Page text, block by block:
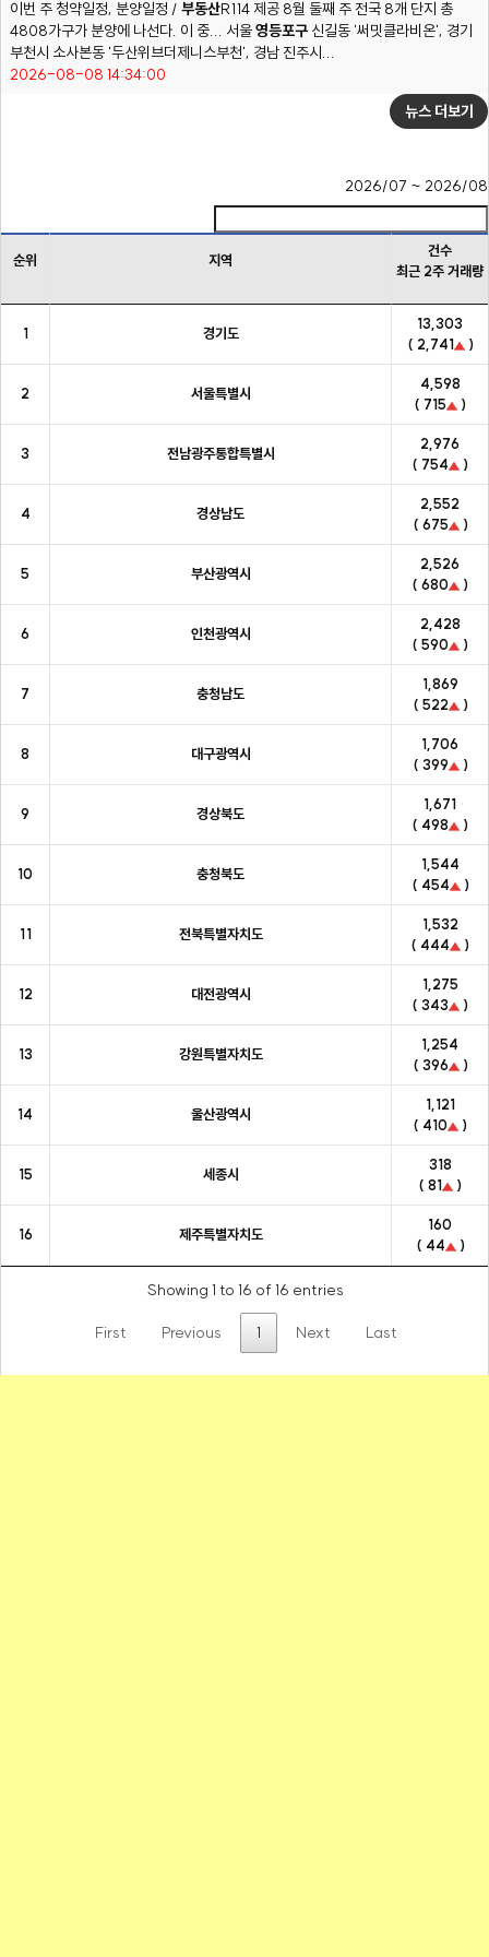
이번 주 청약일정, 분양일정 / 부동산R114 제공 8월 둘째 주 전국 8개 단지 총
4808가구가 분양에 나선다. 이 중... 서울영등포구 신길동 '써밋클라비온', 경기
부천시 소사본동 '두산위브더제니스부천', 경남 진주시...
2026-08-08 14:34:00
뉴스 더보기
2026/07 ~ 2026/08
순위 지역
건수
최근 2주 거래량
건수
최근 2주 거래량
1 경기도
13,303
( 2,741
)
2 서울특별시
4,598
( 715
)
3 전남광주통합특별시
2,976
( 754
)
4 경상남도
2,552
( 675
)
5 부산광역시
2,526
( 680
)
6 인천광역시
2,428
( 590
)
7 충청남도
1,869
( 522
)
8 대구광역시
1,706
( 399
)
9 경상북도
1,671
( 498
)
10 충청북도
1,544
( 454
)
11 전북특별자치도
1,532
( 444
)
12 대전광역시
1,275
( 343
)
13 강원특별자치도
1,254
( 396
)
14 울산광역시
1,121
( 410
)
15 세종시
318
( 81
)
16 제주특별자치도
160
( 44
)
Showing 1 to 16 of 16 entries
First Previous 1 Next Last